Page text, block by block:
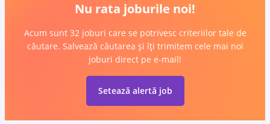
Nu rata joburile noi!
Acum sunt 32 joburi care se potrivesc criteriilor tale de
căutare. Salvează căutarea și îți trimitem cele mai noi
joburi direct pe e-mail!
Setează alertă job